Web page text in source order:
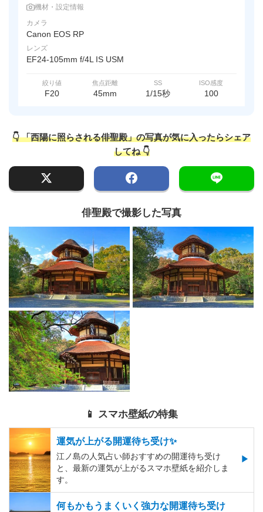
機材・設定情報
カメラ
Canon EOS RP
レンズ
EF24-105mm f/4L IS USM
絞り値
F20
焦点距離
45mm
SS
1/15秒
ISO感度
100
👇 「西陽に照らされる俳聖殿」の写真が気に入ったらシェア
してね 👇
俳聖殿で撮影した写真
📱 スマホ壁紙の特集
運気が上がる開運待ち受け✨
江ノ島の人気占い師おすすめの開運待ち受け
と、最新の運気が上がるスマホ壁紙を紹介しま
す。
何もかもうまくいく強力な開運待ち受け